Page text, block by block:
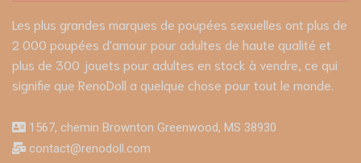
Les plus grandes marques de poupées sexuelles ont plus de
2 000 poupées d'amour pour adultes de haute qualité et
plus de 300 jouets pour adultes en stock à vendre, ce qui
signifie que RenoDoll a quelque chose pour tout le monde.
1567, chemin Brownton Greenwood, MS 38930
contact@renodoll.com